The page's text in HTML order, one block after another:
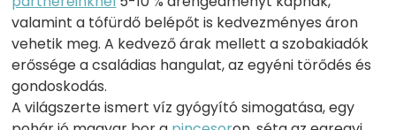
valamint a tófürdő belépőt is kedvezményes áron
vehetik meg. A kedvező árak mellett a szobakiadók
erőssége a családias hangulat, az egyéni törődés és
gondoskodás.
A világszerte ismert víz gyógyító simogatása, egy